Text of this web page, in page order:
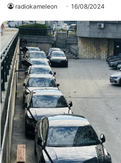
radiokameleon 16/08/2024